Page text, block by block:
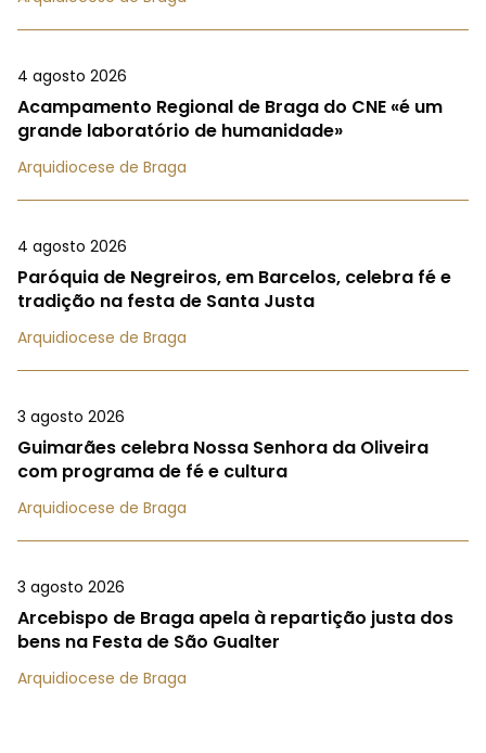
4 agosto 2026
Acampamento Regional de Braga do CNE «é um
grande laboratório de humanidade»
Arquidiocese de Braga
4 agosto 2026
Paróquia de Negreiros, em Barcelos, celebra fé e
tradição na festa de Santa Justa
Arquidiocese de Braga
3 agosto 2026
Guimarães celebra Nossa Senhora da Oliveira
com programa de fé e cultura
Arquidiocese de Braga
3 agosto 2026
Arcebispo de Braga apela à repartição justa dos
bens na Festa de São Gualter
Arquidiocese de Braga